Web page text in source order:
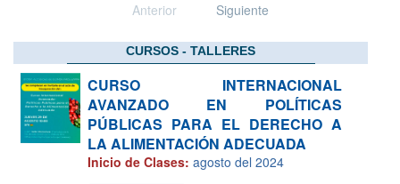
Anterior Siguiente
CURSOS - TALLERES
CURSO INTERNACIONAL
AVANZADO EN POLÍTICAS
PÚBLICAS PARA EL DERECHO A
LA ALIMENTACIÓN ADECUADA
Inicio de Clases: agosto del 2024